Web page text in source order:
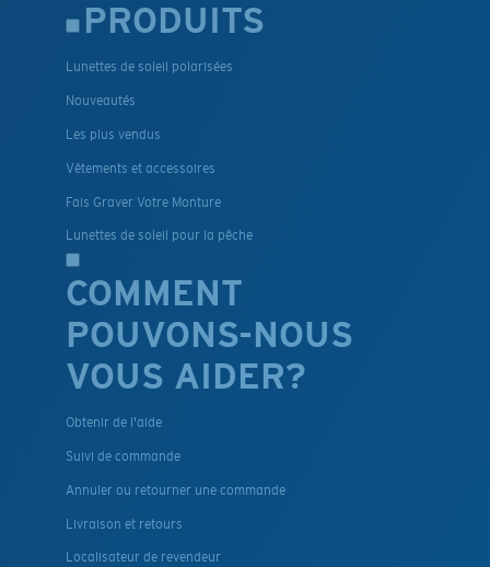
PRODUITS
Lunettes de soleil polarisées
Nouveautés
Les plus vendus
Vêtements et accessoires
Fais Graver Votre Monture
Lunettes de soleil pour la pêche
COMMENT
POUVONS-NOUS
VOUS AIDER?
Obtenir de l'aide
Suivi de commande
Annuler ou retourner une commande
Livraison et retours
Localisateur de revendeur